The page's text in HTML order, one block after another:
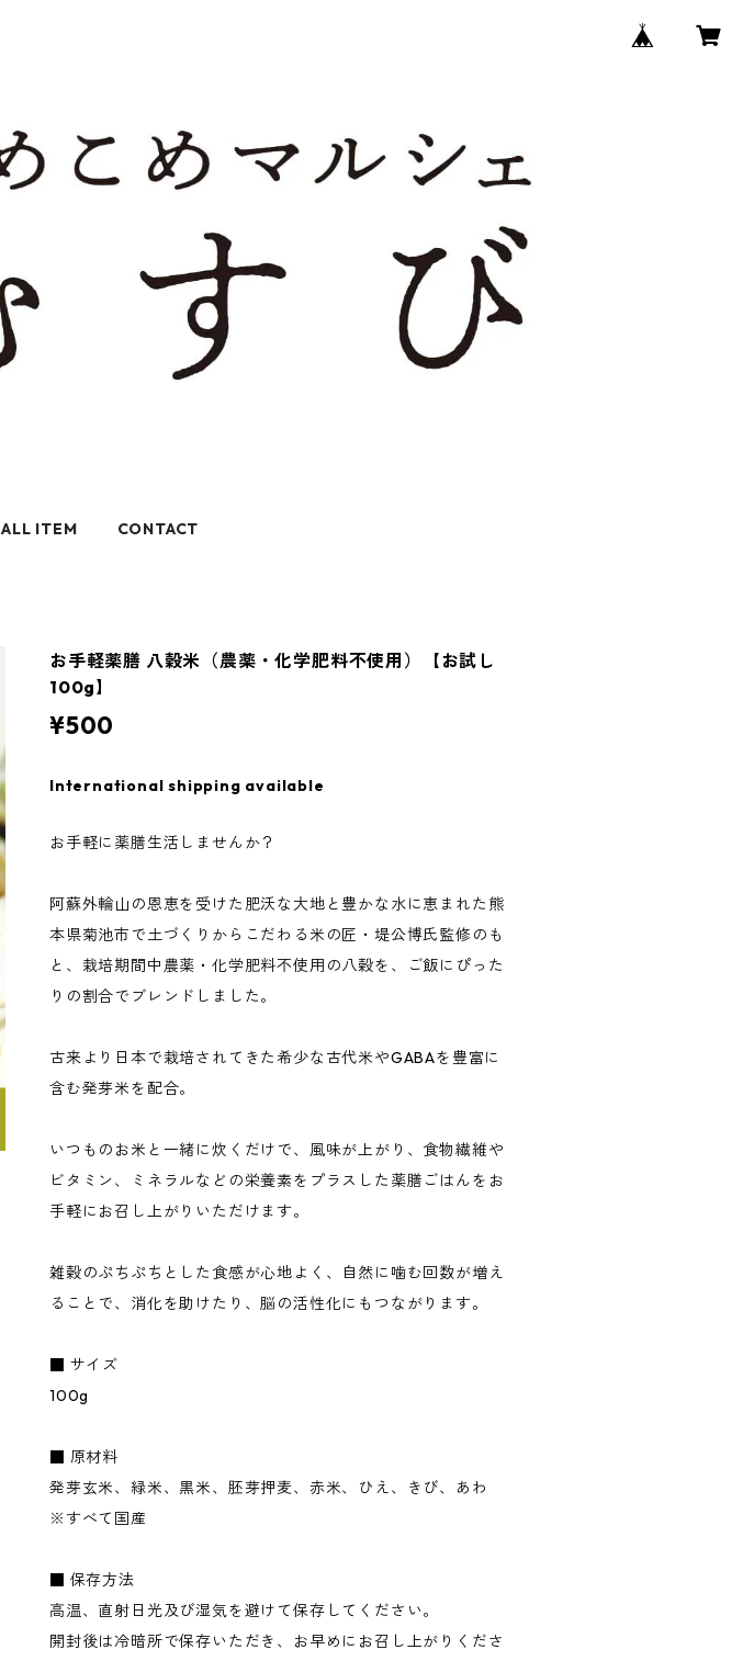
ALL ITEM CONTACT
お手軽薬膳 八穀米（農薬・化学肥料不使用）【お試し
100g】
¥500
International shipping available
お手軽に薬膳生活しませんか？
阿蘇外輪山の恩恵を受けた肥沃な大地と豊かな水に恵まれた熊
本県菊池市で土づくりからこだわる米の匠・堤公博氏監修のも
と、栽培期間中農薬・化学肥料不使用の八穀を、ご飯にぴった
りの割合でブレンドしました。
古来より日本で栽培されてきた希少な古代米やGABAを豊富に
含む発芽米を配合。
いつものお米と一緒に炊くだけで、風味が上がり、食物繊維や
ビタミン、ミネラルなどの栄養素をプラスした薬膳ごはんをお
手軽にお召し上がりいただけます。
雑穀のぷちぷちとした食感が心地よく、自然に噛む回数が増え
ることで、消化を助けたり、脳の活性化にもつながります。
■ サイズ
100g
■ 原材料
発芽玄米、緑米、黒米、胚芽押麦、赤米、ひえ、きび、あわ
※すべて国産
■ 保存方法
高温、直射日光及び湿気を避けて保存してください。
開封後は冷暗所で保存いただき、お早めにお召し上がりくださ